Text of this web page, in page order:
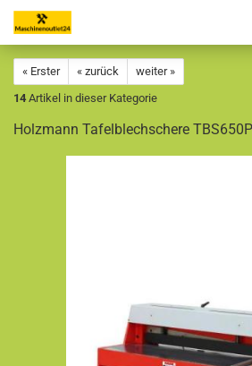
« Erster « zurück
weiter »
14 Artikel in dieser Kategorie
Holzmann Tafelblechschere